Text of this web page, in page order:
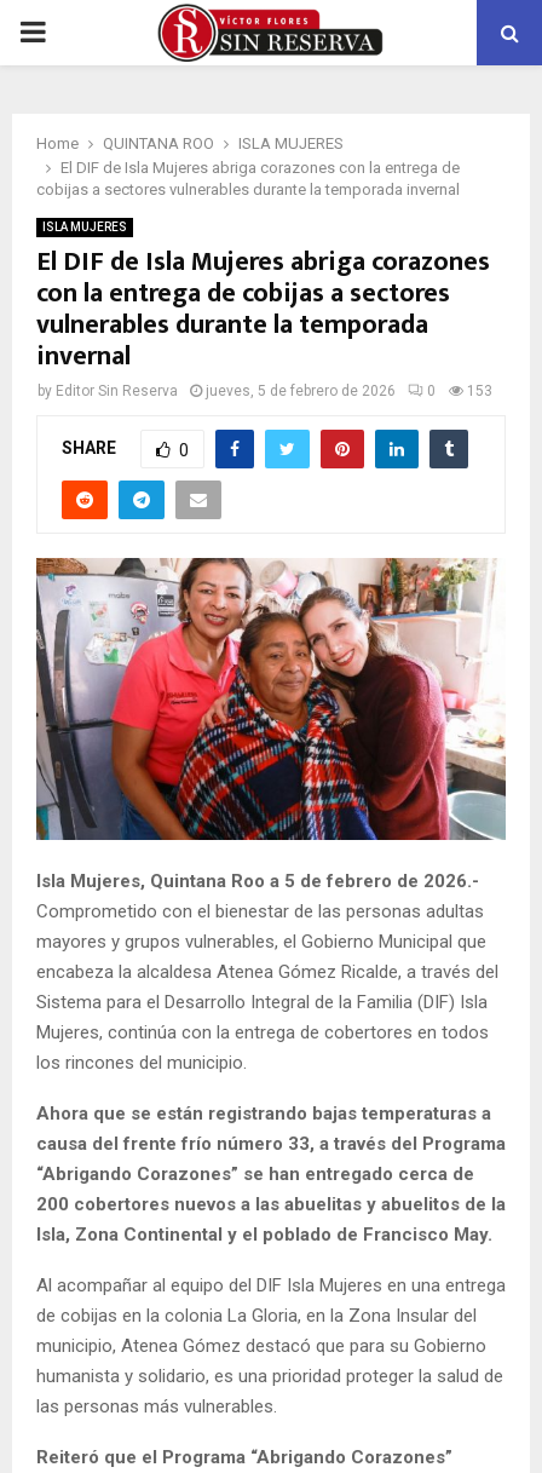
PRIMARY
Home QUINTANA ROO
ISLA MUJERES
El DIF de Isla Mujeres abriga corazones con la entrega de
cobijas a sectores vulnerables durante la temporada invernal
ISLA MUJERES
El DIF de Isla Mujeres abriga corazones
con la entrega de cobijas a sectores
vulnerables durante la temporada
invernal
by Editor Sin Reserva jueves, 5 de febrero de 2026 0 153
SHARE 0
Isla Mujeres, Quintana Roo a 5 de febrero de 2026.-
Comprometido con el bienestar de las personas adultas
mayores y grupos vulnerables, el Gobierno Municipal que
encabeza la alcaldesa Atenea Gómez Ricalde, a través del
Sistema para el Desarrollo Integral de la Familia (DIF) Isla
Mujeres, continúa con la entrega de cobertores en todos
los rincones del municipio.
Ahora que se están registrando bajas temperaturas a
causa del frente frío número 33, a través del Programa
“Abrigando Corazones” se han entregado cerca de
200 cobertores nuevos a las abuelitas y abuelitos de la
Isla, Zona Continental y el poblado de Francisco May.
Al acompañar al equipo del DIF Isla Mujeres en una entrega
de cobijas en la colonia La Gloria, en la Zona Insular del
municipio, Atenea Gómez destacó que para su Gobierno
humanista y solidario, es una prioridad proteger la salud de
las personas más vulnerables.
Reiteró que el Programa “Abrigando Corazones”